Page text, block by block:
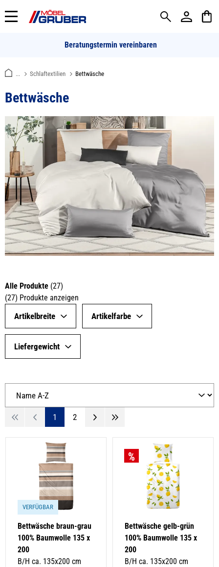
springen
Beratungstermin vereinbaren
... Schlaftextilien Bettwäsche
Bettwäsche
Alle Produkte (27)
(27) Produkte anzeigen
Artikelbreite Artikelfarbe
Liefergewicht
1 2
VERFÜGBAR
Bettwäsche braun-grau
100% Baumwolle 135 x
200
B/H ca. 135x200 cm
Bettwäsche gelb-grün
100% Baumwolle 135 x
200
B/H ca. 135x200 cm